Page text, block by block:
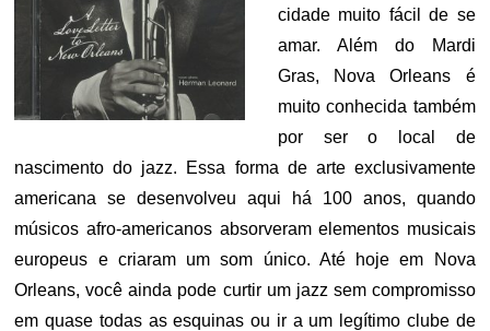
cidade muito fácil de se
amar. Além do Mardi
Gras, Nova Orleans é
muito conhecida também
por ser o local de
nascimento do jazz. Essa forma de arte exclusivamente
americana se desenvolveu aqui há 100 anos, quando
músicos afro-americanos absorveram elementos musicais
europeus e criaram um som único. Até hoje em Nova
Orleans, você ainda pode curtir um jazz sem compromisso
em quase todas as esquinas ou ir a um legítimo clube de